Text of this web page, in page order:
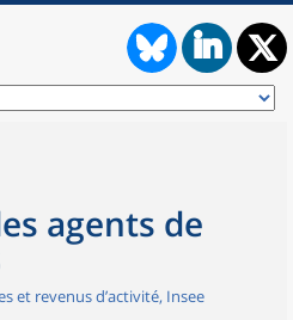
agents de
et revenus d’activité, Insee